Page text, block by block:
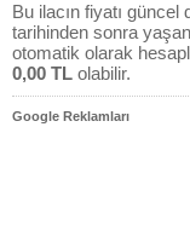
Bu ilacın fiyatı
tarihinden sonra
otomatik olarak
0,00 TL olabilir.
Google Reklamları